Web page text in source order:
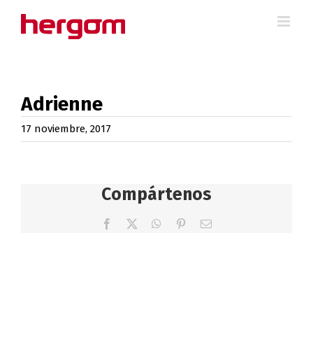
Adrienne
17 noviembre, 2017
Compártenos
Facebook WhatsApp
PinterestCorreo